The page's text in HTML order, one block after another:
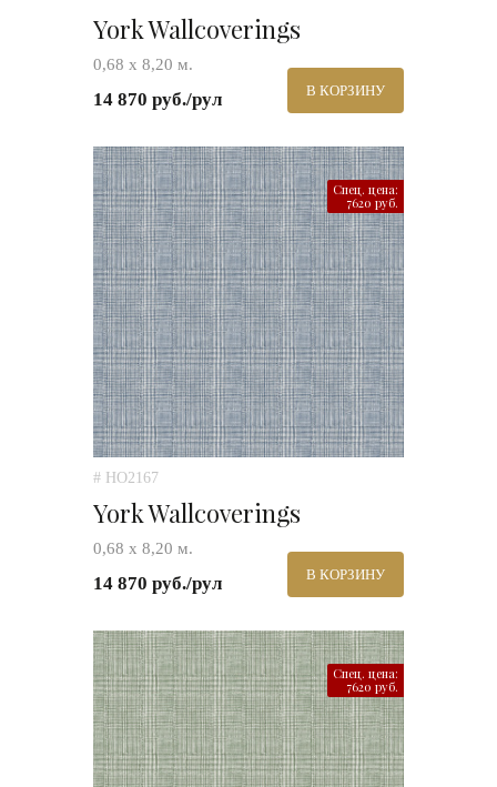
York Wallcoverings
0,68 х 8,20 м.
14 870 руб./рул В КОРЗИНУ
Спец. цена:
7620 руб.
# HO2167
York Wallcoverings
0,68 х 8,20 м.
14 870 руб./рул В КОРЗИНУ
Спец. цена:
7620 руб.